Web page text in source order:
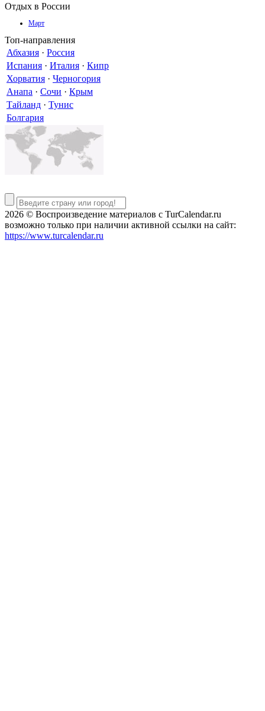
Отдых в России
Март
Топ-направления
Абхазия · Россия
Испания · Италия · Кипр
Хорватия · Черногория
Анапа · Сочи · Крым
Тайланд · Тунис
Болгария
2026 © Воспроизведение материалов c TurCalendar.ru
возможно только при наличии активной ссылки на сайт:
https://www.turcalendar.ru